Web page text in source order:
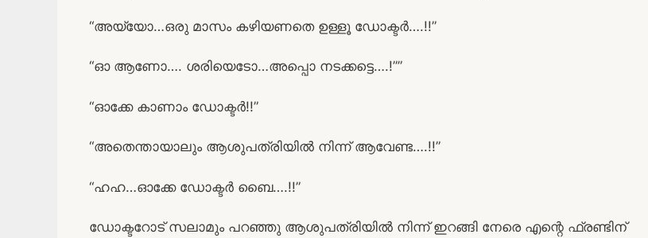
“അയ്യോ…ഒരു മാസം കഴിയണതെ ഉള്ളൂ ഡോക്ടർ….!!”
“ഓ ആണോ…. ശരിയെടോ…അപ്പൊ നടക്കട്ടെ….!””
“ഓക്കേ കാണാം ഡോക്ടർ!!”
“അതെന്തായാലും ആശുപത്രിയിൽ നിന്ന് ആവേണ്ട….!!”
“ഹഹ…ഓക്കേ ഡോക്ടർ ബൈ….!!”
ഡോക്ടറോട് സലാമും പറഞ്ഞു ആശുപത്രിയിൽ നിന്ന് ഇറങ്ങി നേരെ എന്റെ ഫ്രണ്ടിന്